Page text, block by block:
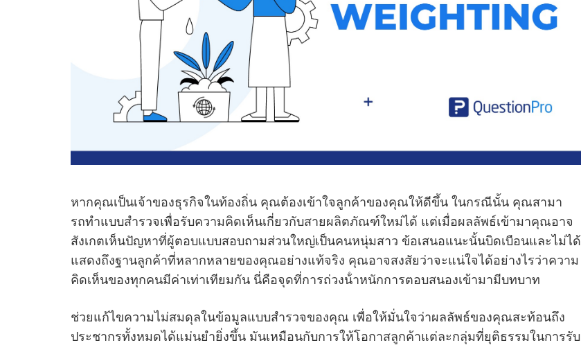
หากคุณเป็นเจ้าของธุรกิจในท้องถิ่น คุณต้องเข้าใจลูกค้าของคุณให้ดีขึ้น ในกรณีนั้น คุณสามา
รถทําแบบสํารวจเพื่อรับความคิดเห็นเกี่ยวกับสายผลิตภัณฑ์ใหม่ได้ แต่เมื่อผลลัพธ์เข้ามาคุณอาจ
สังเกตเห็นปัญหาที่ผู้ตอบแบบสอบถามส่วนใหญ่เป็นคนหนุ่มสาว ข้อเสนอแนะนั้นบิดเบือนและไม่ได้
แสดงถึงฐานลูกค้าที่หลากหลายของคุณอย่างแท้จริง คุณอาจสงสัยว่าจะแน่ใจได้อย่างไรว่าความ
คิดเห็นของทุกคนมีค่าเท่าเทียมกัน นี่คือจุดที่การถ่วงน้ําหนักการตอบสนองเข้ามามีบทบาท
ช่วยแก้ไขความไม่สมดุลในข้อมูลแบบสํารวจของคุณ เพื่อให้มั่นใจว่าผลลัพธ์ของคุณสะท้อนถึง
ประชากรทั้งหมดได้แม่นยํายิ่งขึ้น มันเหมือนกับการให้โอกาสลูกค้าแต่ละกลุ่มที่ยุติธรรมในการรับ